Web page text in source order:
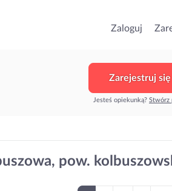
Zaloguj
Zarejestruj się
Jesteś opiekunką? Stwórz
pow.